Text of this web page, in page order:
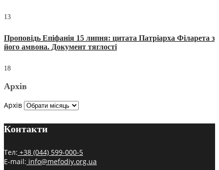
13
Проповідь Епіфанія 15 липня: цитата Патріарха Філарета з
його амвона. Документ тяглості
18
Архів
Архів
Контакти
Тел: +38 (044) 599-000-5
E-mail: info@mefodiy.org.ua